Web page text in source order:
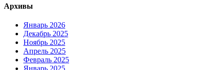
Архивы
Январь 2026
Декабрь 2025
Ноябрь 2025
Апрель 2025
Февраль 2025
Январь 2025